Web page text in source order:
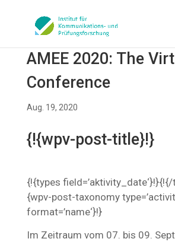
AMEE 2020: The
Conference
Aug. 19, 2020
{!{wpv-post-title}!}
{!{types
{wpv-post-taxonomy
format=’name‘}!}
Im Zeitraum vom 07. bis 09.